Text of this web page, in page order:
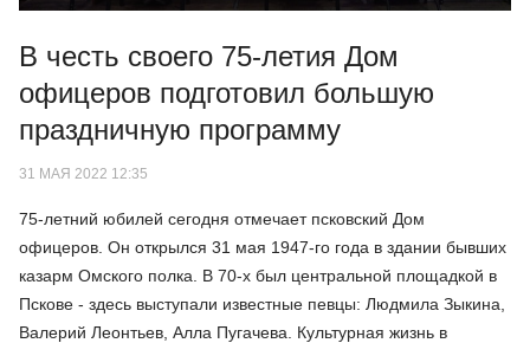
В честь своего 75-летия Дом
офицеров подготовил большую
праздничную программу
31 МАЯ 2022 12:35
75-летний юбилей сегодня отмечает псковский Дом
офицеров. Он открылся 31 мая 1947-го года в здании бывших
казарм Омского полка. В 70-х был центральной площадкой в
Пскове - здесь выступали известные певцы: Людмила Зыкина,
Валерий Леонтьев, Алла Пугачева. Культурная жизнь в